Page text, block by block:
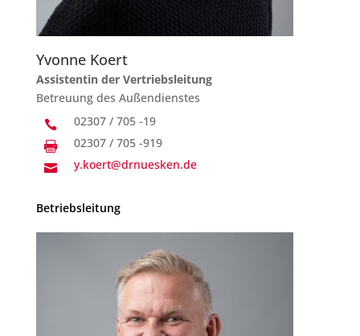
Yvonne Koert
Assistentin der Vertriebsleitung
Betreuung des Außendienstes
 02307 / 705 -19
 02307 / 705 -919
 y.koert@drnuesken.de
Betriebsleitung